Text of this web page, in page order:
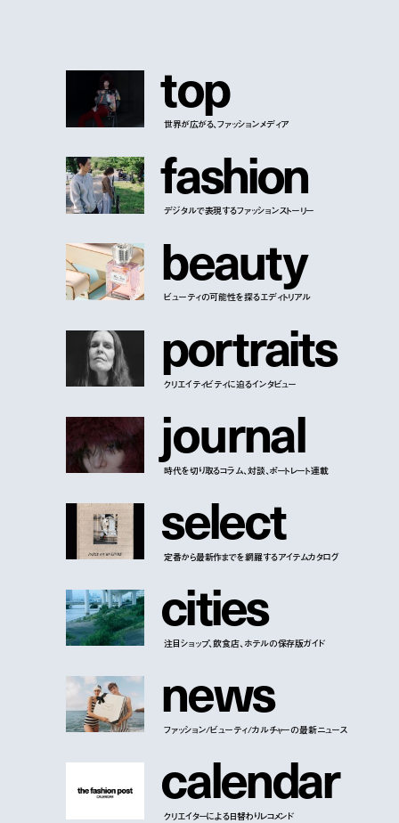
top
世界が広がる、ファッションメディア
fashion
デジタルで表現するファッションストーリー
beauty
ビューティの可能性を探るエディトリアル
portraits
クリエイティビティに迫るインタビュー
journal
時代を切り取るコラム、対談、ポートレート連載
select
定番から最新作までを網羅するアイテムカタログ
cities
注目ショップ、飲食店、ホテルの保存版ガイド
news
ファッション/ビューティ/カルチャーの最新ニュース
calendar
クリエイターによる日替わりレコメンド